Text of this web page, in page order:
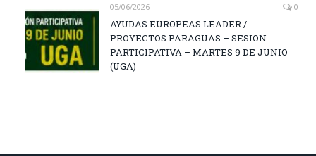
05/06/2026 0
AYUDAS EUROPEAS LEADER /
PROYECTOS PARAGUAS – SESION
PARTICIPATIVA – MARTES 9 DE JUNIO
(UGA)